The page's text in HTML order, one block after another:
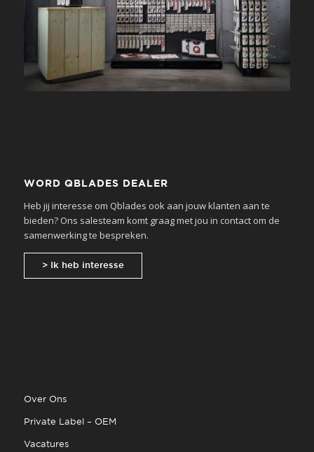
WORD QBLADES DEALER
Heb jij interesse om Qblades ook aan jouw klanten aan te
bieden? Ons salesteam komt graag met jou in contact om de
samenwerking te bespreken.
> Ik heb interesse
Over Ons
Private Label – OEM
Vacatures